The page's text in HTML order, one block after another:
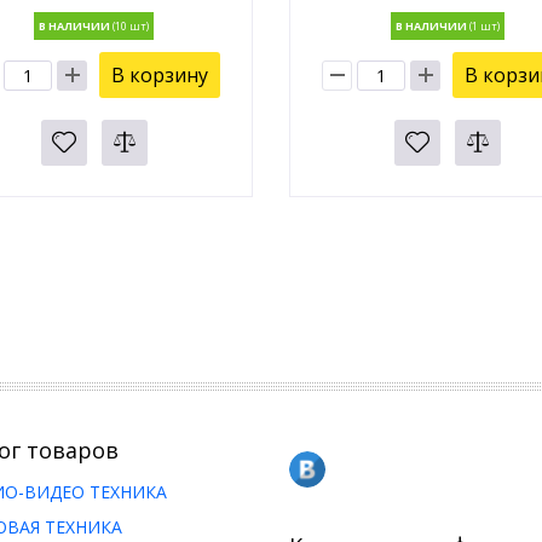
В НАЛИЧИИ
В корзину
В НАЛИЧИИ
В
товаров
ВИДЕО ТЕХНИКА
ТЕХНИКА